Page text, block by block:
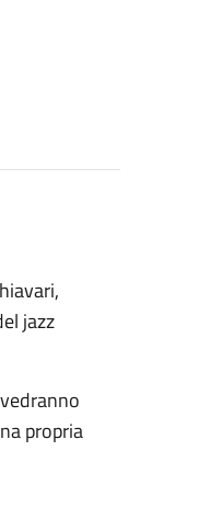
jazz
propria